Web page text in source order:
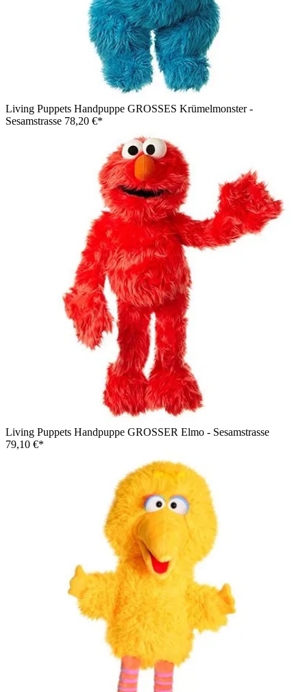
Living Puppets Handpuppe GROSSES Krümelmonster -
Sesamstrasse 78,20 €*
Living Puppets Handpuppe GROSSER Elmo - Sesamstrasse
79,10 €*